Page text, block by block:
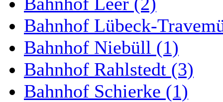
Bahnhof Lübeck-
Bahnhof Niebüll (1)
Bahnhof Rahlstedt (3)
Bahnhof Schierke (1)